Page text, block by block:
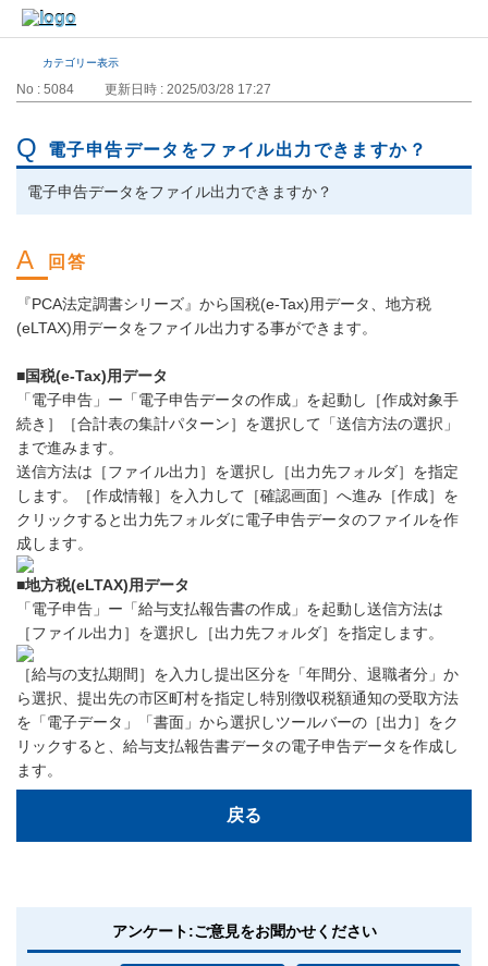
カテゴリー表示
No : 5084 更新日時 : 2025/03/28 17:27
電子申告データをファイル出力できますか？
電子申告データをファイル出力できますか？
『PCA法定調書シリーズ』から国税(e-Tax)用データ、地方税
(eLTAX)用データをファイル出力する事ができます。
■国税(e-Tax)用データ
「電子申告」ー「電子申告データの作成」を起動し［作成対象手
続き］［合計表の集計パターン］を選択して「送信方法の選択」
まで進みます。
送信方法は［ファイル出力］を選択し［出力先フォルダ］を指定
します。［作成情報］を入力して［確認画面］へ進み［作成］を
クリックすると出力先フォルダに電子申告データのファイルを作
成します。
■地方税(eLTAX)用データ
「電子申告」ー「給与支払報告書の作成」を起動し送信方法は
［ファイル出力］を選択し［出力先フォルダ］を指定します。
［給与の支払期間］を入力し提出区分を「年間分、退職者分」か
ら選択、提出先の市区町村を指定し特別徴収税額通知の受取方法
を「電子データ」「書面」から選択しツールバーの［出力］をク
リックすると、給与支払報告書データの電子申告データを作成し
ます。
戻る
アンケート:ご意見をお聞かせください